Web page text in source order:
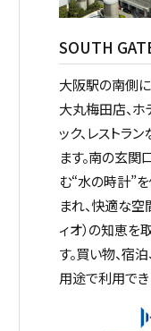
SOUTH
大阪駅の南側
大丸梅田店、ホ
ック、レストラ
ます。南の玄関
む“水の時計”
まれ、快適な
ィオ）の知恵を
す。買い物、宿
用途で利用でき